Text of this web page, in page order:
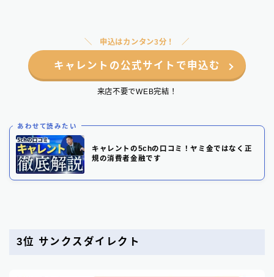
申込はカンタン3分！
キャレントの公式サイトで申込む
来店不要でWEB完結！
あわせて読みたい
キャレントの5chの口コミ！ヤミ金ではなく正
規の消費者金融です
3位 サンクスダイレクト